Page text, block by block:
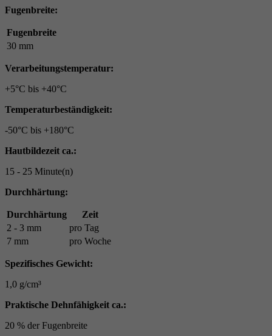
Fugenbreite:
Fugenbreite
30 mm
Verarbeitungstemperatur:
+5°C bis +40°C
Temperaturbeständigkeit:
-50°C bis +180°C
Hautbildezeit ca.:
15 - 25 Minute(n)
Durchhärtung:
Durchhärtung
Zeit
2 - 3 mm
pro Tag
7 mm
pro Woche
Spezifisches Gewicht:
1,0 g/cm³
Praktische Dehnfähigkeit ca.:
20 % der Fugenbreite